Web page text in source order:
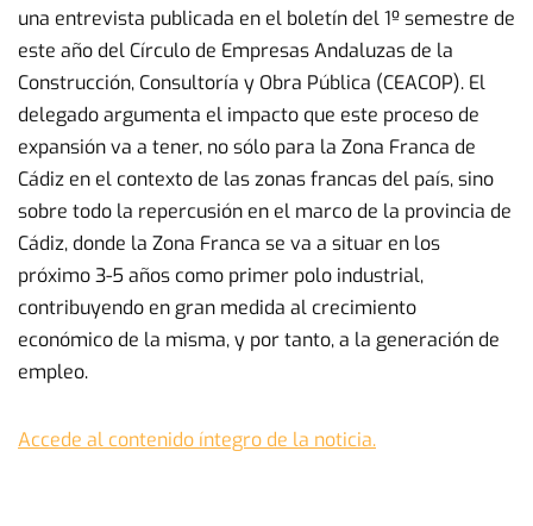
una entrevista publicada en el boletín del 1º semestre de
este año del Círculo de Empresas Andaluzas de la
Construcción, Consultoría y Obra Pública (CEACOP). El
delegado argumenta el impacto que este proceso de
expansión va a tener, no sólo para la Zona Franca de
Cádiz en el contexto de las zonas francas del país, sino
sobre todo la repercusión en el marco de la provincia de
Cádiz, donde la Zona Franca se va a situar en los
próximo 3-5 años como primer polo industrial,
contribuyendo en gran medida al crecimiento
económico de la misma, y por tanto, a la generación de
empleo.
Accede al contenido íntegro de la noticia.